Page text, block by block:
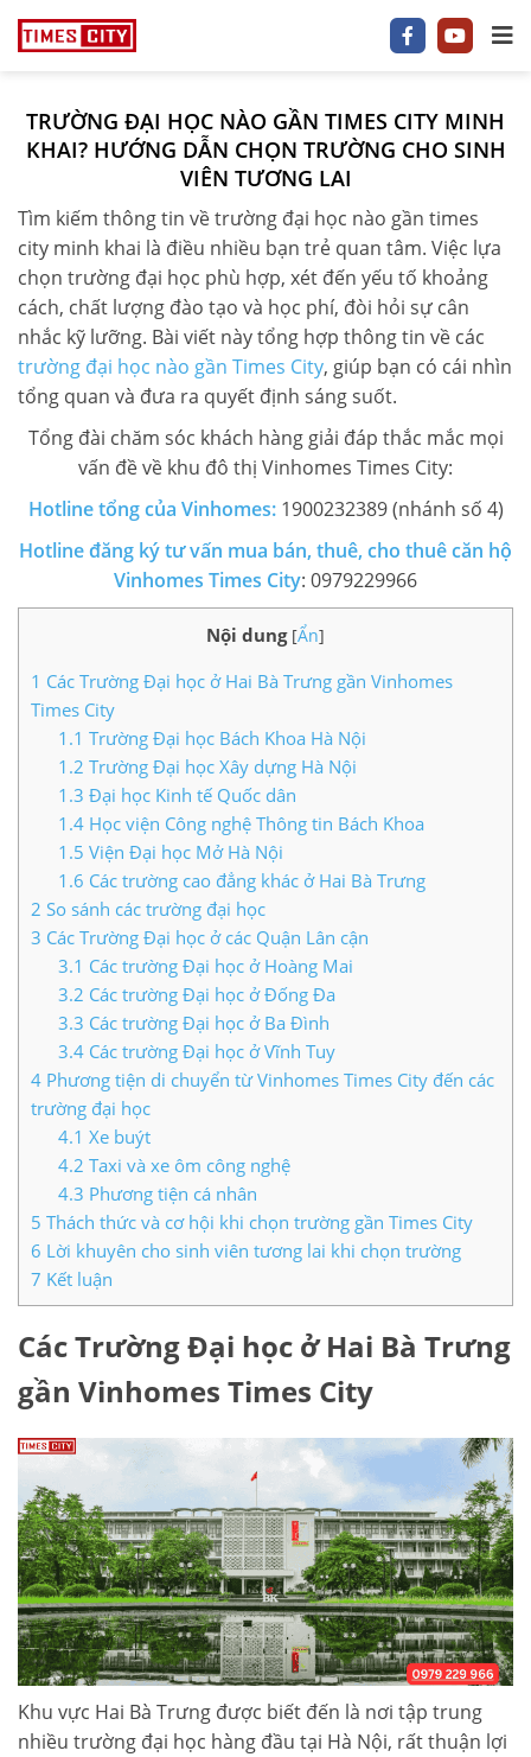
1 P/NGỦ
3–5 P/NGỦ
TIMES CITY
PARK HILL
PARK PREMIUM
TIN TỨC
VIDEO
LIÊN HỆ TIMES CITY
TRƯỜNG ĐẠI HỌC NÀO GẦN TIMES CITY MINH
KHAI? HƯỚNG DẪN CHỌN TRƯỜNG CHO SINH
VIÊN TƯƠNG LAI
Tìm kiếm thông tin về trường đại học nào gần times
city minh khai là điều nhiều bạn trẻ quan tâm. Việc lựa
chọn trường đại học phù hợp, xét đến yếu tố khoảng
cách, chất lượng đào tạo và học phí, đòi hỏi sự cân
nhắc kỹ lưỡng. Bài viết này tổng hợp thông tin về các
trường đại học nào gần Times City, giúp bạn có cái nhìn
tổng quan và đưa ra quyết định sáng suốt.
Tổng đài chăm sóc khách hàng giải đáp thắc mắc mọi
vấn đề về khu đô thị Vinhomes Times City:
Hotline tổng của Vinhomes:1900232389 (nhánh số 4)
Hotline đăng ký tư vấn mua bán, thuê, cho thuê căn hộ
Vinhomes Times City: 0979229966
Nội dung [Ẩn]
1 Các Trường Đại học ở Hai Bà Trưng gần Vinhomes
Times City
1.1 Trường Đại học Bách Khoa Hà Nội
1.2 Trường Đại học Xây dựng Hà Nội
1.3 Đại học Kinh tế Quốc dân
1.4Học viện Công nghệ Thông tin Bách Khoa
1.5 Viện Đại học Mở Hà Nội
1.6 Các trường cao đẳng khác ở Hai Bà Trưng
2 So sánh các trường đại học
3 Các Trường Đại học ở các Quận Lân cận
3.1 Các trường Đại học ở Hoàng Mai
3.2 Các trường Đại học ở Đống Đa
3.3 Các trường Đại học ở Ba Đình
3.4Các trường Đại học ở Vĩnh Tuy
4 Phương tiện di chuyển từ Vinhomes Times City đến các
trường đại học
4.1 Xe buýt
4.2 Taxi và xe ôm công nghệ
4.3 Phương tiện cá nhân
5 Thách thức và cơ hội khi chọn trường gần Times City
6 Lời khuyên cho sinh viên tương lai khi chọn trường
7 Kết luận
Các Trường Đại học ở Hai Bà Trưng
gần Vinhomes Times City
Khu vực Hai Bà Trưng được biết đến là nơi tập trung
nhiều trường đại học hàng đầu tại Hà Nội, rất thuận lợi